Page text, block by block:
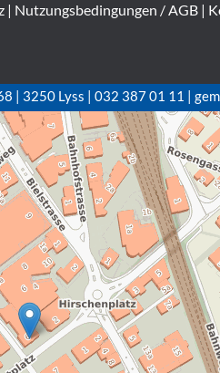
| Nutzungsbedingungen / AGB|
| 3250 Lyss | 032 387 01 11 |